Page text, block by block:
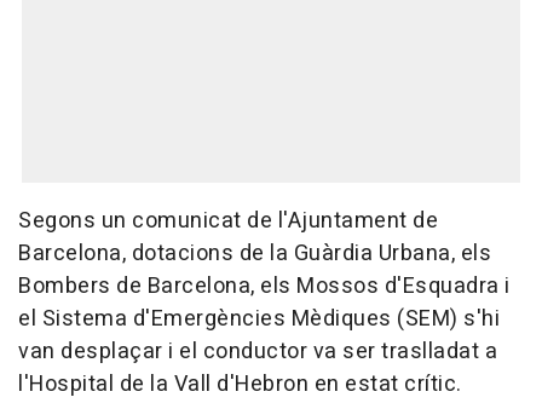
Segons un comunicat de l'Ajuntament de
Barcelona, dotacions de la Guàrdia Urbana, els
Bombers de Barcelona, els Mossos d'Esquadra i
el Sistema d'Emergències Mèdiques (SEM) s'hi
van desplaçar i el conductor va ser traslladat a
l'Hospital de la Vall d'Hebron en estat crític.